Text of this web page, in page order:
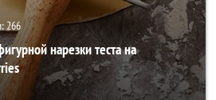
266
нарезки теста на